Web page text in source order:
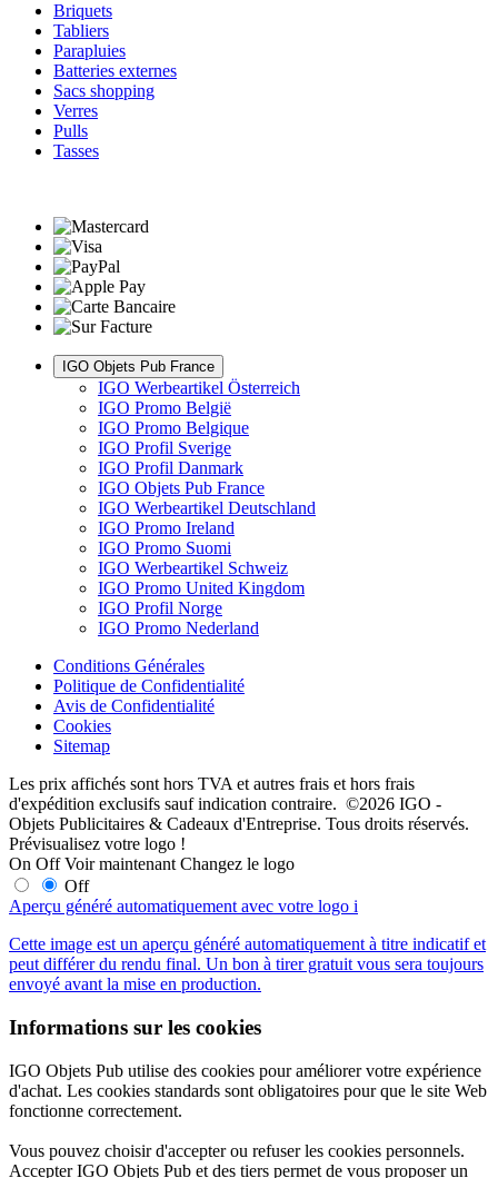
Briquets
Tabliers
Parapluies
Batteries externes
Sacs shopping
Verres
Pulls
Tasses
IGO Objets Pub France
IGO Werbeartikel Österreich
IGO Promo België
IGO Promo Belgique
IGO Profil Sverige
IGO Profil Danmark
IGO Objets Pub France
IGO Werbeartikel Deutschland
IGO Promo Ireland
IGO Promo Suomi
IGO Werbeartikel Schweiz
IGO Promo United Kingdom
IGO Profil Norge
IGO Promo Nederland
Conditions Générales
Politique de Confidentialité
Avis de Confidentialité
Cookies
Sitemap
Les prix affichés sont hors TVA et autres frais et hors frais
d'expédition exclusifs sauf indication contraire. ©2026 IGO -
Objets Publicitaires & Cadeaux d'Entreprise. Tous droits réservés.
Prévisualisez votre logo !
On Off Voir maintenant Changez le logo
Off
Aperçu généré automatiquement avec votre logo i
Cette image est un aperçu généré automatiquement à titre indicatif et
peut différer du rendu final. Un bon à tirer gratuit vous sera toujours
envoyé avant la mise en production.
Informations sur les cookies
IGO Objets Pub utilise des cookies pour améliorer votre expérience
d'achat. Les cookies standards sont obligatoires pour que le site Web
fonctionne correctement.
Vous pouvez choisir d'accepter ou refuser les cookies personnels.
Accepter IGO Objets Pub et des tiers permet de vous proposer un